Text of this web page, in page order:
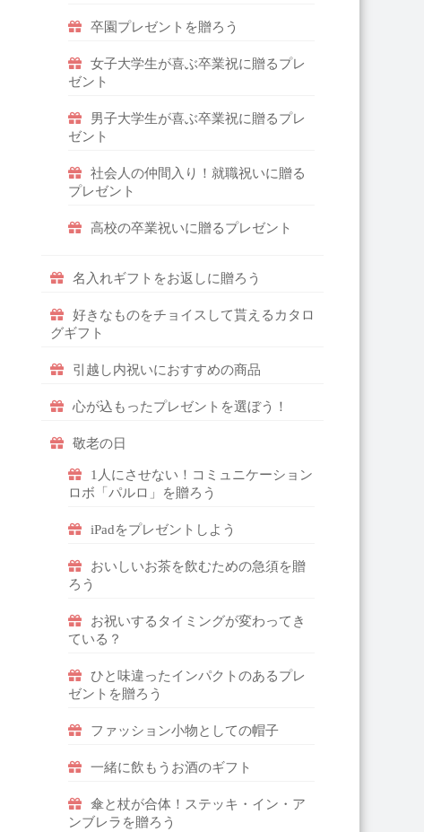
卒園プレゼントを贈ろう
女子大学生が喜ぶ卒業祝に贈るプレ
ゼント
男子大学生が喜ぶ卒業祝に贈るプレ
ゼント
社会人の仲間入り！就職祝いに贈る
プレゼント
高校の卒業祝いに贈るプレゼント
名入れギフトをお返しに贈ろう
好きなものをチョイスして貰えるカタロ
グギフト
引越し内祝いにおすすめの商品
心が込もったプレゼントを選ぼう！
敬老の日
1人にさせない！コミュニケーション
ロボ「パルロ」を贈ろう
iPadをプレゼントしよう
おいしいお茶を飲むための急須を贈
ろう
お祝いするタイミングが変わってき
ている？
ひと味違ったインパクトのあるプレ
ゼントを贈ろう
ファッション小物としての帽子
一緒に飲もうお酒のギフト
傘と杖が合体！ステッキ・イン・ア
ンブレラを贈ろう